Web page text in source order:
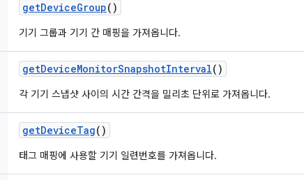
getDeviceGroup()
기기 그룹과 기기 간 매핑을 가져옵니다.
getDeviceMonitorSnapshotInterval()
각 기기 스냅샷 사이의 시간 간격을 밀리초 단위로 가져옵니다.
getDeviceTag()
태그 매핑에 사용할 기기 일련번호를 가져옵니다.